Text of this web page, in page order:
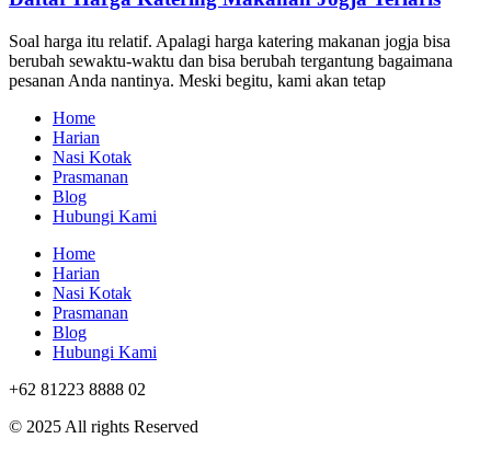
Soal harga itu relatif. Apalagi harga katering makanan jogja bisa
berubah sewaktu-waktu dan bisa berubah tergantung bagaimana
pesanan Anda nantinya. Meski begitu, kami akan tetap
Home
Harian
Nasi Kotak
Prasmanan
Blog
Hubungi Kami
Home
Harian
Nasi Kotak
Prasmanan
Blog
Hubungi Kami
+62 81223 8888 02
© 2025 All rights Reserved